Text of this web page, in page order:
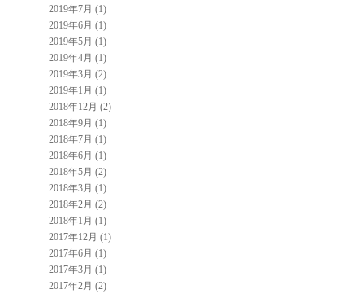
2019年7月 (1)
2019年6月 (1)
2019年5月 (1)
2019年4月 (1)
2019年3月 (2)
2019年1月 (1)
2018年12月 (2)
2018年9月 (1)
2018年7月 (1)
2018年6月 (1)
2018年5月 (2)
2018年3月 (1)
2018年2月 (2)
2018年1月 (1)
2017年12月 (1)
2017年6月 (1)
2017年3月 (1)
2017年2月 (2)